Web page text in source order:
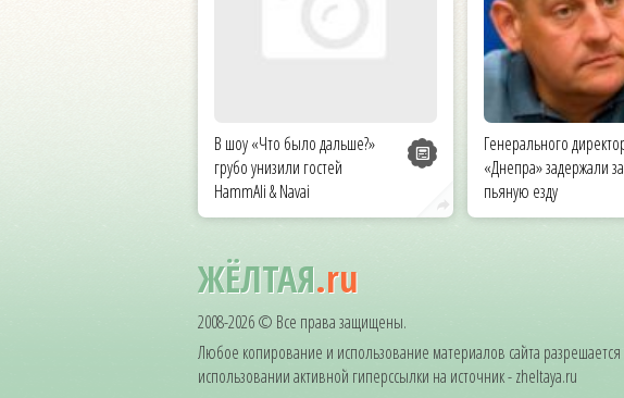
В шоу «Что было дальше?»
грубо унизили гостей
HammAli & Navai
Генерального
«Днепра» задержали за
пьяную езду
ЖЁЛТАЯ.ru
2008-2026 © Все права защищены.
Любое копирование и использование материалов сайта
использовании активной гиперссылки на источник - zheltaya.ru